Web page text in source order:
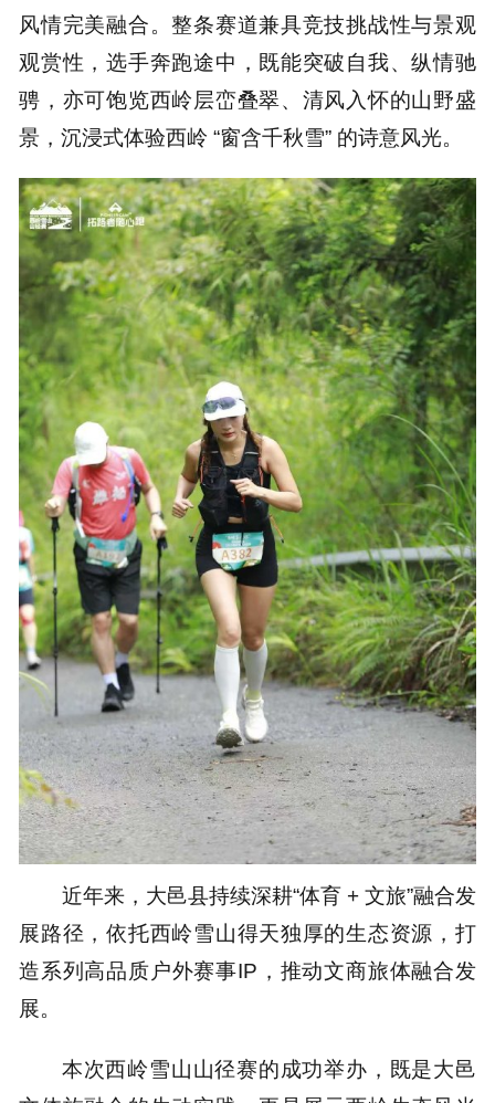
风情完美融合。整条赛道兼具竞技挑战性与景观
观赏性，选手奔跑途中，既能突破自我、纵情驰
骋，亦可饱览西岭层峦叠翠、清风入怀的山野盛
景，沉浸式体验西岭 “窗含千秋雪” 的诗意风光。
近年来，大邑县持续深耕“体育 + 文旅”融合发
展路径，依托西岭雪山得天独厚的生态资源，打
造系列高品质户外赛事IP，推动文商旅体融合发
展。
本次西岭雪山山径赛的成功举办，既是大邑